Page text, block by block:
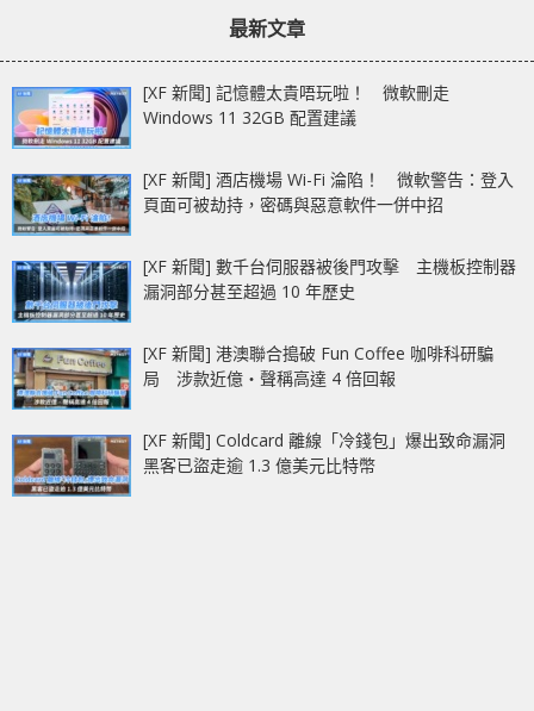
最新文章
[XF 新聞] 記憶體太貴唔玩啦！ 微軟刪走
Windows 11 32GB 配置建議
[XF 新聞] 酒店機場 Wi-Fi 淪陷！ 微軟警告：登入
頁面可被劫持，密碼與惡意軟件一併中招
[XF 新聞] 數千台伺服器被後門攻擊 主機板控制器
漏洞部分甚至超過 10 年歷史
[XF 新聞] 港澳聯合搗破 Fun Coffee 咖啡科研騙
局 涉款近億‧聲稱高達 4 倍回報
[XF 新聞] Coldcard 離線「冷錢包」爆出致命漏洞
黑客已盜走逾 1.3 億美元比特幣